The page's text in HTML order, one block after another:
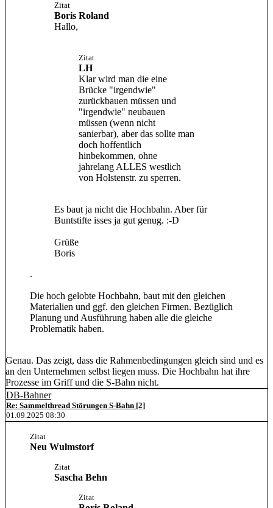
Zitat
Boris Roland
Hallo,
Zitat
LH
Klar wird man die eine
Brücke "irgendwie"
zurückbauen müssen und
"irgendwie" neubauen
müssen (wenn nicht
sanierbar), aber das sollte man
doch hoffentlich
hinbekommen, ohne
jahrelang ALLES westlich
von Holstenstr. zu sperren.
Es baut ja nicht die Hochbahn. Aber für
Buntstifte isses ja gut genug. :-D
Grüße
Boris
.
Die hoch gelobte Hochbahn, baut mit den gleichen
Materialien und ggf. den gleichen Firmen. Bezüglich
Planung und Ausführung haben alle die gleiche
Problematik haben.
Genau. Das zeigt, dass die Rahmenbedingungen gleich sind und es
an den Unternehmen selbst liegen muss. Die Hochbahn hat ihre
Prozesse im Griff und die S-Bahn nicht.
DB-Bahner
Re: Sammelthread Störungen S-Bahn [2]
01.09.2025 08:30
Zitat
Neu Wulmstorf
Zitat
Sascha Behn
Zitat